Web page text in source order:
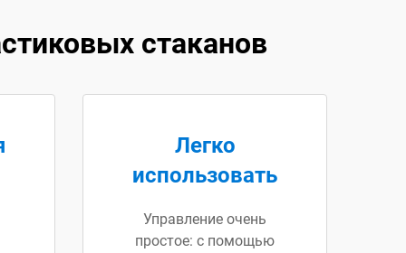
стаканов
Легко
использовать
Управление очень
простое: с помощью